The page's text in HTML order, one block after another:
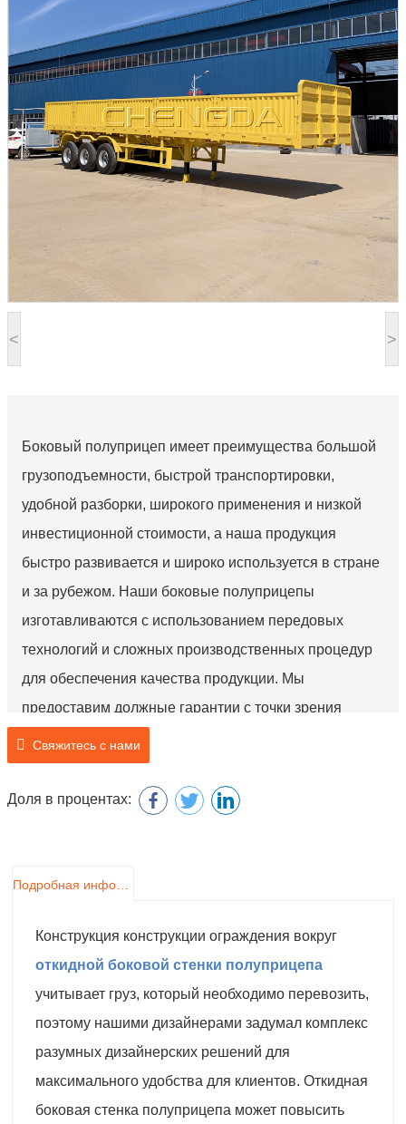
< >
Боковый полуприцеп имеет преимущества большой
грузоподъемности, быстрой транспортировки,
удобной разборки, широкого применения и низкой
инвестиционной стоимости, а наша продукция
быстро развивается и широко используется в стране
и за рубежом. Наши боковые полуприцепы
изготавливаются с использованием передовых
технологий и сложных производственных процедур
для обеспечения качества продукции. Мы
предоставим должные гарантии с точки зрения
качества и сервиса для обеспечения безопасности
эксплуатации полуприцепа.
Свяжитесь с нами
Доля в процентах:
Конструкция конструкции ограждения вокруг
откидной боковой стенки полуприцепа
учитывает груз, который необходимо перевозить,
поэтому нашими дизайнерами задумал комплекс
разумных дизайнерских решений для
максимального удобства для клиентов. Откидная
боковая стенка полуприцепа может повысить